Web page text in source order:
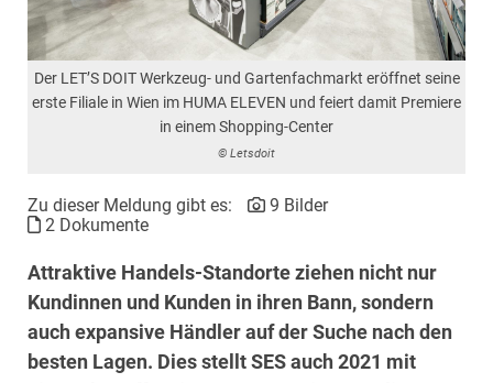
Der LET’S DOIT Werkzeug- und Gartenfachmarkt eröffnet seine
erste Filiale in Wien im HUMA ELEVEN und feiert damit Premiere
in einem Shopping-Center
© Letsdoit
Zu dieser Meldung gibt es:
9 Bilder
2 Dokumente
Attraktive Handels-Standorte ziehen nicht nur
Kundinnen und Kunden in ihren Bann, sondern
auch expansive Händler auf der Suche nach den
besten Lagen. Dies stellt SES auch 2021 mit